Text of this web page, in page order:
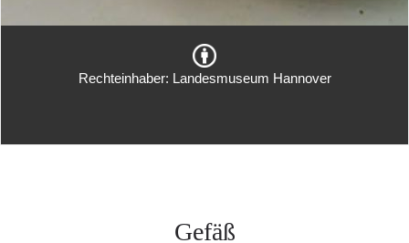
Rechteinhaber: Landesmuseum Hannover
Gefäß